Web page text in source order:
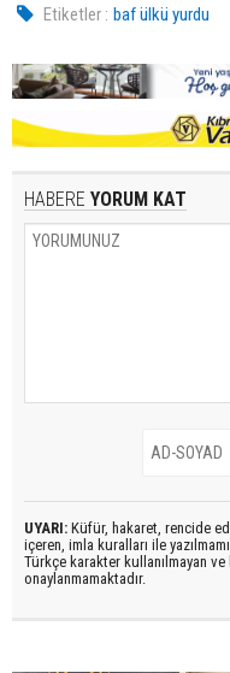
Etiketler : baf ülkü yurdu
HABERE YORUM KAT
UYARI: Küfür, hakaret, rencide
içeren, imla kuralları ile
Türkçe karakter kullanılmayan
onaylanmamaktadır.